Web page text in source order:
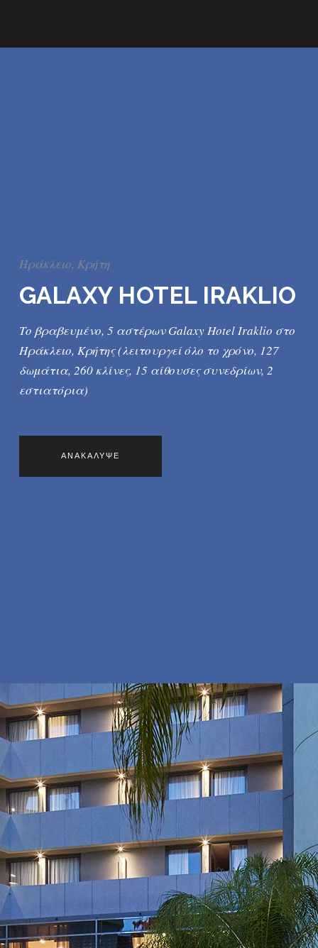
Ηράκλειο, Κρήτη
GALAXY HOTEL IRAKLIO
Το βραβευμένο, 5 αστέρων Galaxy Hotel Iraklio στο
Ηράκλειο, Κρήτης (λειτουργεί όλο το χρόνο, 127
δωμάτια, 260 κλίνες, 15 αίθουσες συνεδρίων, 2
εστιατόρια)
ΑΝΑΚΑΛΥΨΕ